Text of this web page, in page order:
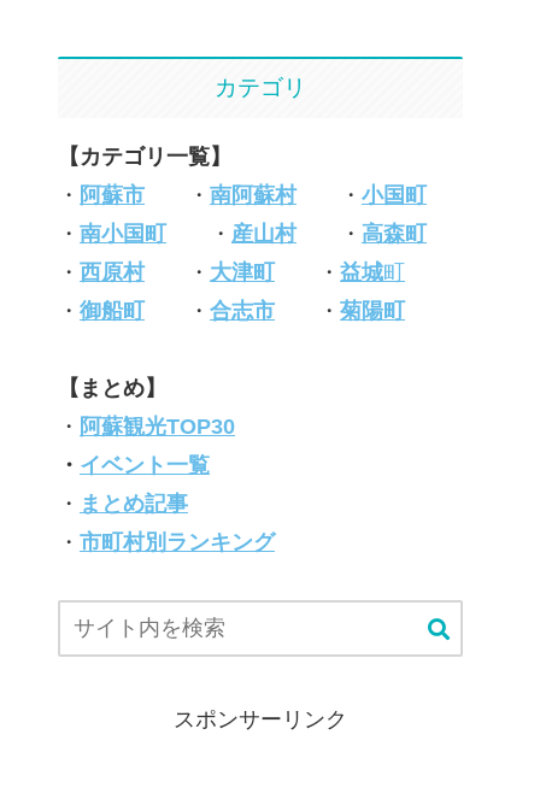
カテゴリ
【カテゴリ一覧】
・ 阿蘇市 ・ 南阿蘇村・ 小国町
・ 南小国町 ・ 産山村・ 高森町
・ 西原村・ 大津町 ・ 益城町
・ 御船町 ・ 合志市 ・ 菊陽町
【まとめ】
・ 阿蘇観光TOP30
・ イベント一覧
・ まとめ記事
・ 市町村別ランキング
スポンサーリンク